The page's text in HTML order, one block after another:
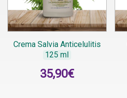
Crema Salvia Anticelulitis
125 ml
35,90€